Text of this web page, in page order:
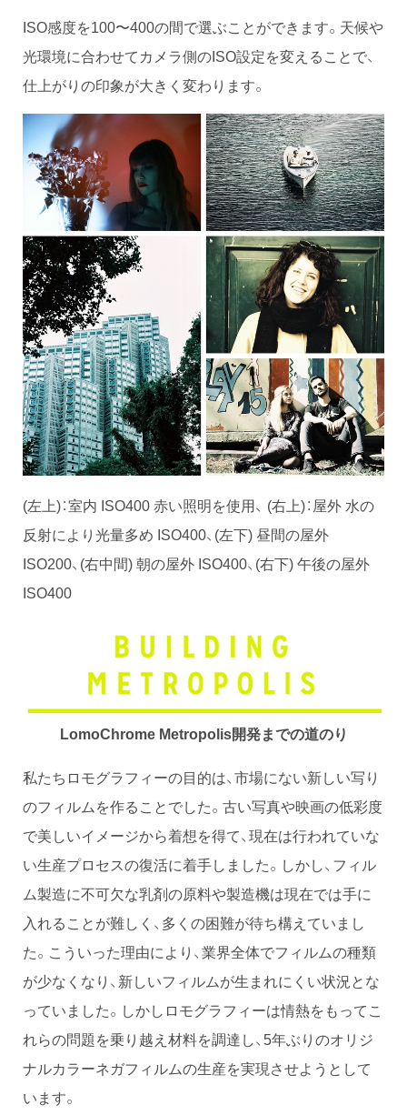
ISO感度を100〜400の間で選ぶことができます。天候や
光環境に合わせてカメラ側のISO設定を変えることで、
仕上がりの印象が大きく変わります。
(左上)：室内 ISO400 赤い照明を使用、 (右上)：屋外 水の
反射により光量多め ISO400、(左下) 昼間の屋外
ISO200、(右中間) 朝の屋外 ISO400、(右下) 午後の屋外
ISO400
LomoChrome Metropolis開発までの道のり
私たちロモグラフィーの目的は、市場にない新しい写り
のフィルムを作ることでした。古い写真や映画の低彩度
で美しいイメージから着想を得て、現在は行われていな
い生産プロセスの復活に着手しました。しかし、フィル
ム製造に不可欠な乳剤の原料や製造機は現在では手に
入れることが難しく、多くの困難が待ち構えていまし
た。こういった理由により、業界全体でフィルムの種類
が少なくなり、新しいフィルムが生まれにくい状況とな
っていました。しかしロモグラフィーは情熱をもってこ
れらの問題を乗り越え材料を調達し、5年ぶりのオリジ
ナルカラーネガフィルムの生産を実現させようとして
います。